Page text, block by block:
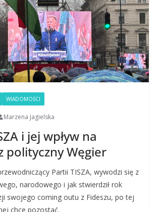
WIADOMOŚCI
Marzena Jagielska
i jej wpływ na
polityczny Węgier
Partii TISZA, wywodzi się z
narodowego i jak stwierdził rok
swojego coming outu z Fideszu, po tej
chce pozostać.